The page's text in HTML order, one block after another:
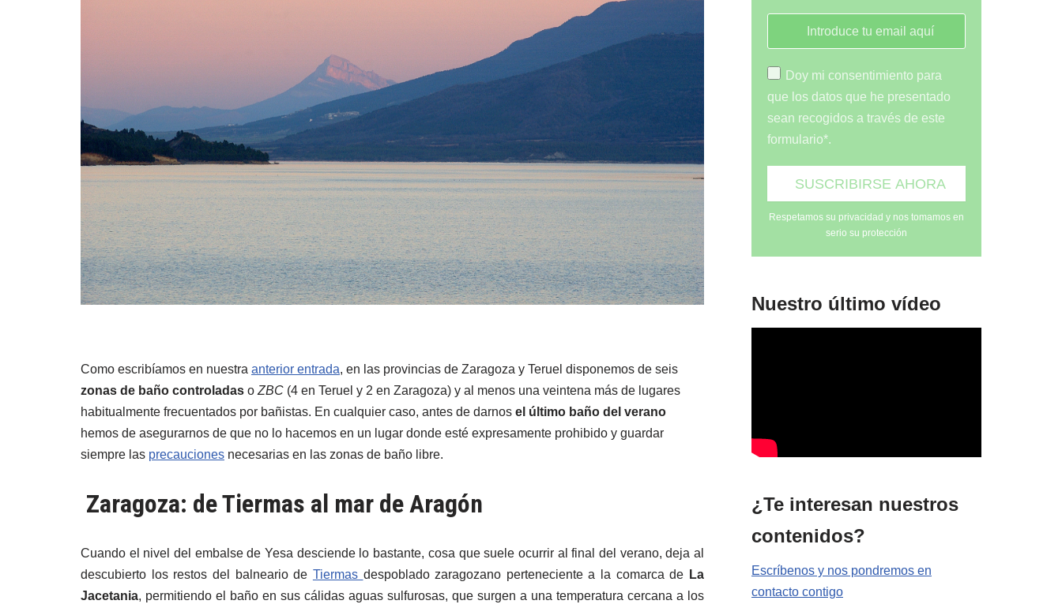
Como escribíamos en nuestra anterior entrada, en las provincias de Zaragoza y Teruel disponemos de seis
zonas de baño controladas o ZBC (4 en Teruel y 2 en Zaragoza) y al menos una veintena más de lugares
habitualmente frecuentados por bañistas. En cualquier caso, antes de darnos el último baño del verano
hemos de asegurarnos de que no lo hacemos en un lugar donde esté expresamente prohibido y guardar
siempre las precauciones necesarias en las zonas de baño libre.
Zaragoza: de Tiermas al mar de Aragón
Cuando el nivel del embalse de Yesa desciende lo bastante, cosa que suele ocurrir al final del verano, deja al
descubierto los restos del balneario de Tiermas despoblado zaragozano perteneciente a la comarca de La
Jacetania, permitiendo el baño en sus cálidas aguas sulfurosas, que surgen a una temperatura cercana a los
Doy mi consentimiento para
que los datos que he presentado
sean recogidos a través de este
formulario*.
Respetamos su privacidad y nos tomamos en
serio su protección
Nuestro último vídeo
¿Te interesan nuestros
contenidos?
Escríbenos y nos pondremos en
contacto contigo